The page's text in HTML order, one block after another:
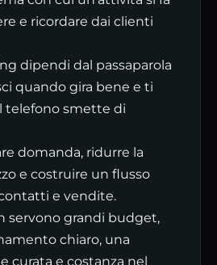
e ricordare dai clienti
dipendi dal passaparola
quando gira bene e ti
telefono smette di
domanda, ridurre la
e costruire un flusso
e vendite.
servono grandi budget,
chiaro, una
curata e costanza nel